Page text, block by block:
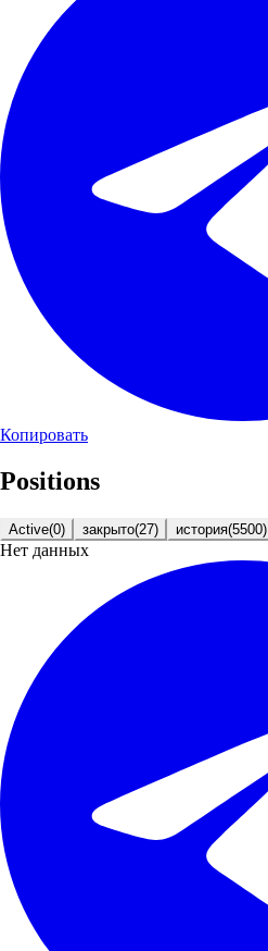
Копировать
Positions
Active(0) закрыто(27) история(5500)
Нет данных